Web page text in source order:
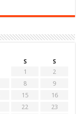
S
S
1
2
8
9
15
16
22
23